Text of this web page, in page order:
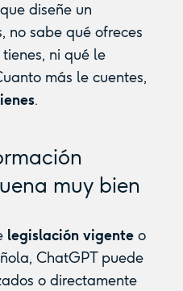
diseñe un
no sabe qué ofreces
ni qué le
más le cuentes,
.
muy bien
legislación vigenteo
ChatGPT puede
o directamente